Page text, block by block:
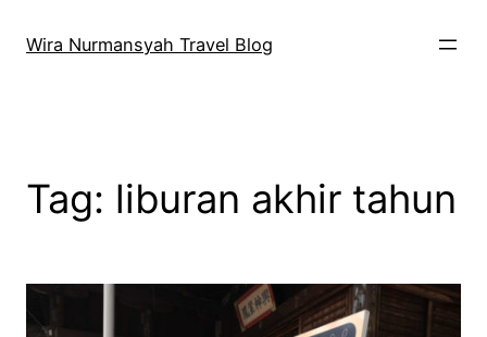
Wira Nurmansyah Travel Blog
Tag: liburan akhir tahun